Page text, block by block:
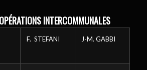
INTERCOMMUNALES
F. STEFANI J-M. GABBI